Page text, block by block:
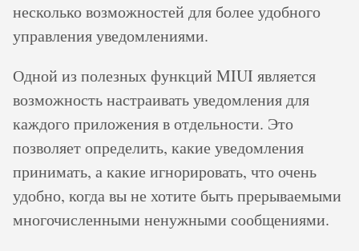
несколько возможностей для более удобного
управления уведомлениями.
Одной из полезных функций MIUI является
возможность настраивать уведомления для
каждого приложения в отдельности. Это
позволяет определить, какие уведомления
принимать, а какие игнорировать, что очень
удобно, когда вы не хотите быть прерываемыми
многочисленными ненужными сообщениями.